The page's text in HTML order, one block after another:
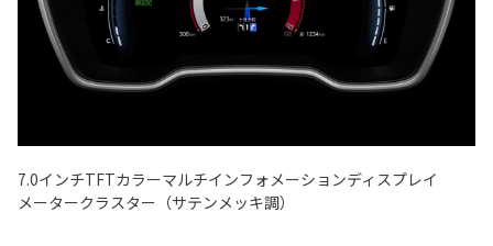
7.0インチTFTカラーマルチインフォメーションディスプレイ
メータークラスター（サテンメッキ調）